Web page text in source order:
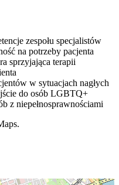
zespołu specjalistów
na potrzeby pacjenta
sprzyjająca terapii
w sytuacjach nagłych
do osób LGBTQ+
z niepełnosprawnościami